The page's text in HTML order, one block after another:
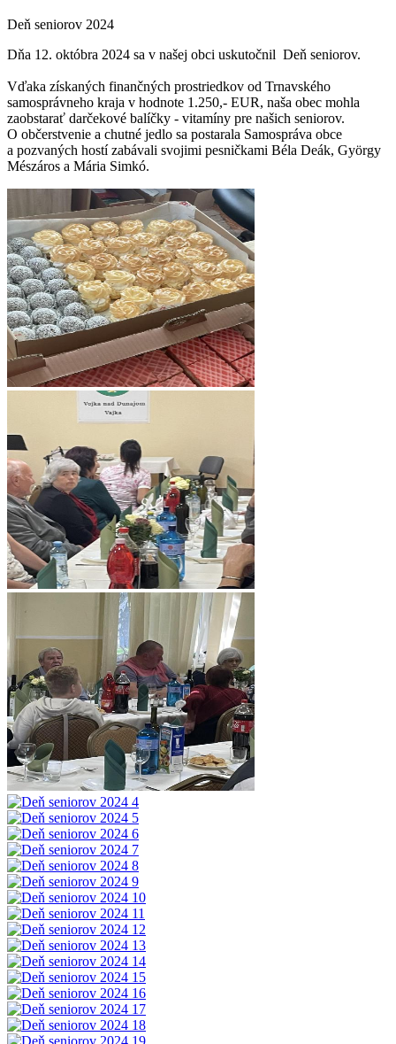
Deň seniorov 2024
Dňa 12. októbra 2024 sa v našej obci uskutočnil Deň seniorov.
Vďaka získaných finančných prostriedkov od Trnavského
samosprávneho kraja v hodnote 1.250,- EUR, naša obec mohla
zaobstarať darčekové balíčky - vitamíny pre našich seniorov.
O občerstvenie a chutné jedlo sa postarala Samospráva obce
a pozvaných hostí zabávali svojimi pesničkami Béla Deák, György
Mészáros a Mária Simkó.